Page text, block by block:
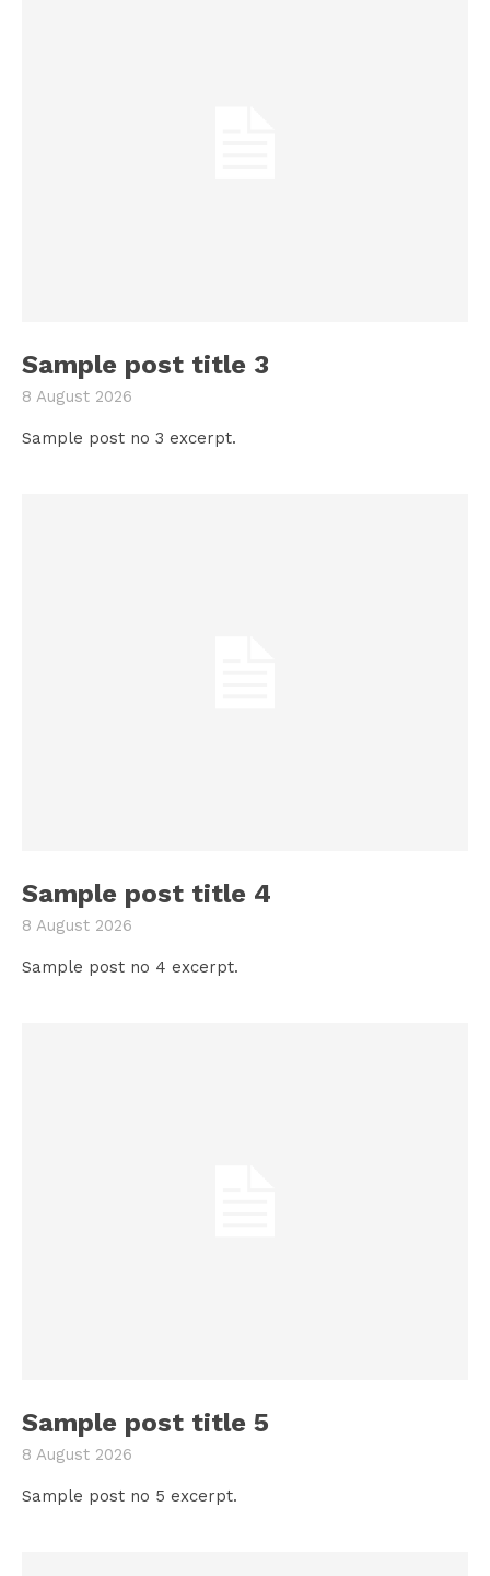
Sample post title 3
8 August 2026
Sample post no 3 excerpt.
Sample post title 4
8 August 2026
Sample post no 4 excerpt.
Sample post title 5
8 August 2026
Sample post no 5 excerpt.